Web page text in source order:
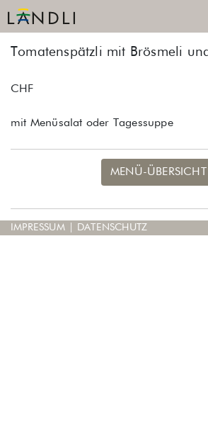
Skip
to
Tomatenspätzli mit Brösmeli
CHF
mit Menüsalat oder Tagessuppe
MENÜ-ÜBERSICHT
IMPRESSUM DATENSCHUTZ